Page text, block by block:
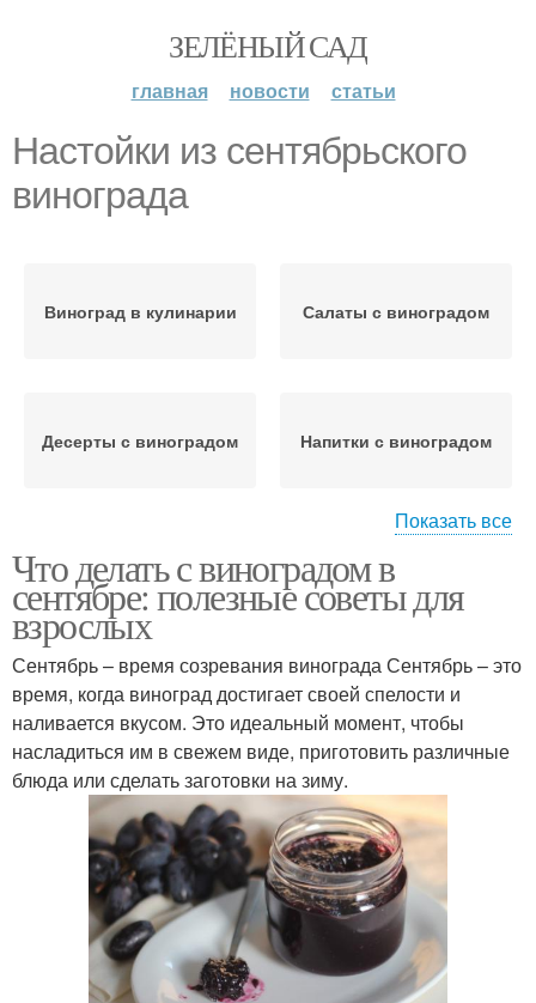
ЗЕЛЁНЫЙ САД
главная новости статьи
Настойки из сентябрьского
винограда
Виноград в кулинарии Салаты с виноградом
Десерты с виноградом Напитки с виноградом
Варение из винограда Сушеный виноград
Рецепты с виноградом Джемы из винограда
Компот из винограда Целый виноград
Виноград в сиропе
Виноград в горчичном
маринаде
Показать все
Что делать с виноградом в
сентябре: полезные советы для
взрослых
Сентябрь – время созревания винограда Сентябрь – это
время, когда виноград достигает своей спелости и
наливается вкусом. Это идеальный момент, чтобы
насладиться им в свежем виде, приготовить различные
блюда или сделать заготовки на зиму.